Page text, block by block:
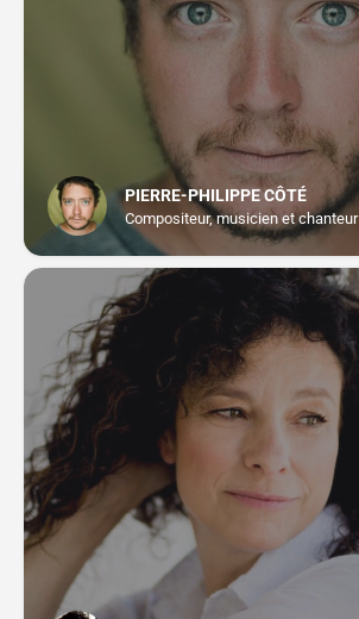
PIERRE-PHILIPPE CÔTÉ
Compositeur, musicien et chanteur